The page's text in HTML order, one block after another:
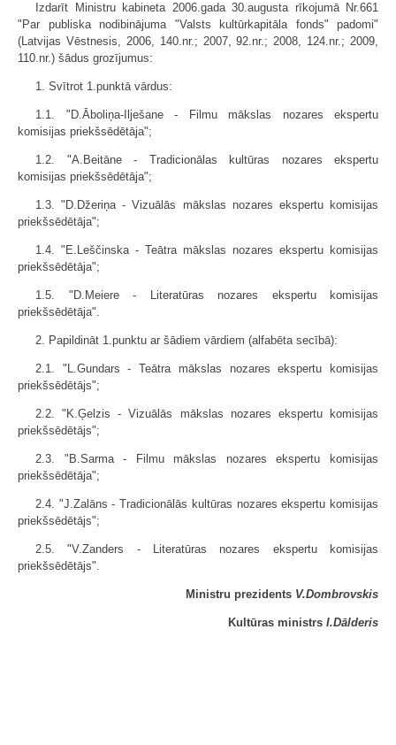
Izdarīt Ministru kabineta 2006.gada 30.augusta rīkojumā Nr.661
"Par publiska nodibinājuma "Valsts kultūrkapitāla fonds" padomi"
(Latvijas Vēst­nesis, 2006, 140.nr.; 2007, 92.nr.; 2008, 124.nr.; 2009,
110.nr.) šādus grozī­jumus:
1. Svītrot 1.punktā vārdus:
1.1. "D.Āboliņa-Ilješane - Filmu mākslas nozares ekspertu
komisijas priekšsēdētāja";
1.2. "A.Beitāne - Tradicionālas kultūras nozares ekspertu
komisijas priekšsēdētāja";
1.3. "D.Džeriņa - Vizuālās mākslas nozares ekspertu komisijas
priekšsēdētāja";
1.4. "E.Leščinska - Teātra mākslas nozares ekspertu komisijas
priekšsēdētāja";
1.5. "D.Meiere - Literatūras nozares ekspertu komisijas
priekšsēdētāja".
2. Papildināt 1.punktu ar šādiem vārdiem (alfa­bēta secībā):
2.1. "L.Gundars - Teātra mākslas nozares ekspertu komisijas
priekšsēdētājs";
2.2. "K.Ģelzis - Vizuālās mākslas nozares ekspertu komisijas
priekšsēdētājs";
2.3. "B.Sarma - Filmu mākslas nozares ekspertu komisijas
priekšsēdētāja";
2.4. "J.Zalāns - Tradicionālās kultūras nozares ekspertu komisijas
priekšsēdētājs";
2.5. "V.Zanders - Literatūras nozares ekspertu komisijas
priekšsēdētājs".
Ministru prezidents V.Dombrovskis
Kultūras ministrs I.Dālderis